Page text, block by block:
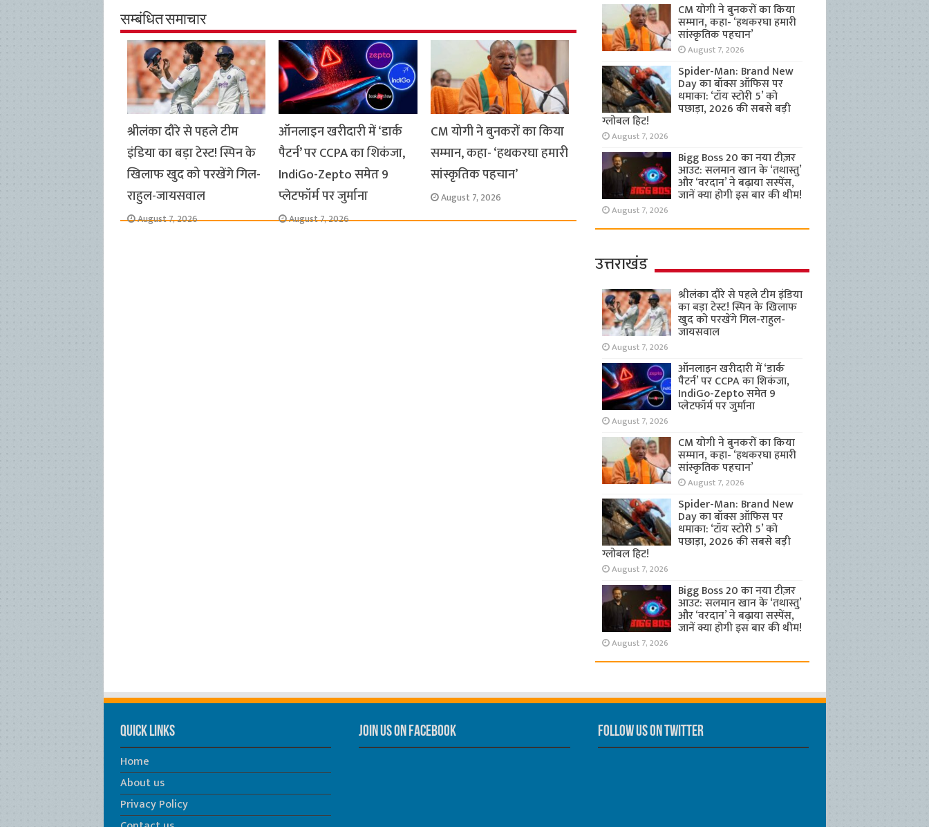
b
o
o
k
s
A
p
p
t
e
r
r
a
m
i
सम्बंधित समाचार
श्रीलंका दौरे से पहले टीम
इंडिया का बड़ा टेस्ट! स्पिन के
खिलाफ खुद को परखेंगे गिल-
राहुल-जायसवाल
August 7, 2026
ऑनलाइन खरीदारी में ‘डार्क
पैटर्न’ पर CCPA का शिकंजा,
IndiGo-Zepto समेत 9
प्लेटफॉर्म पर जुर्माना
August 7, 2026
CM योगी ने बुनकरों का किया
सम्मान, कहा- ‘हथकरघा हमारी
सांस्कृतिक पहचान’
August 7, 2026
CM योगी ने बुनकरों का किया
सम्मान, कहा- ‘हथकरघा हमारी
सांस्कृतिक पहचान’
August 7, 2026
Spider-Man: Brand New
Day का बॉक्स ऑफिस पर
धमाका: ‘टॉय स्टोरी 5’ को
पछाड़ा, 2026 की सबसे बड़ी
ग्लोबल हिट!
August 7, 2026
Bigg Boss 20 का नया टीज़र
आउट: सलमान खान के ‘तथास्तु’
और ‘वरदान’ ने बढ़ाया सस्पेंस,
जानें क्या होगी इस बार की थीम!
August 7, 2026
उत्तराखंड
श्रीलंका दौरे से पहले टीम इंडिया
का बड़ा टेस्ट! स्पिन के खिलाफ
खुद को परखेंगे गिल-राहुल-
जायसवाल
August 7, 2026
ऑनलाइन खरीदारी में ‘डार्क
पैटर्न’ पर CCPA का शिकंजा,
IndiGo-Zepto समेत 9
प्लेटफॉर्म पर जुर्माना
August 7, 2026
CM योगी ने बुनकरों का किया
सम्मान, कहा- ‘हथकरघा हमारी
सांस्कृतिक पहचान’
August 7, 2026
Spider-Man: Brand New
Day का बॉक्स ऑफिस पर
धमाका: ‘टॉय स्टोरी 5’ को
पछाड़ा, 2026 की सबसे बड़ी
ग्लोबल हिट!
August 7, 2026
Bigg Boss 20 का नया टीज़र
आउट: सलमान खान के ‘तथास्तु’
और ‘वरदान’ ने बढ़ाया सस्पेंस,
जानें क्या होगी इस बार की थीम!
August 7, 2026
Quick Links
Home
About us
Privacy Policy
Join us on Facebook Follow us on Twitter